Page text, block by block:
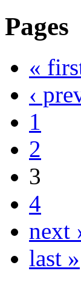
Pages
«
‹
1
2
3
4
next
last »